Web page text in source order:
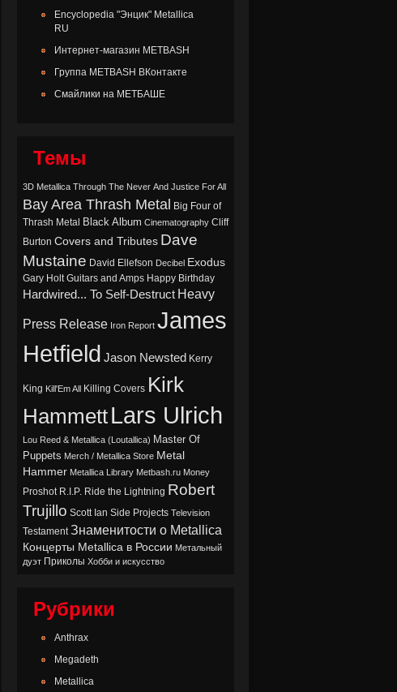
Encyclopedia "Энцик" Metallica
RU
Интернет-магазин METBASH
Группа METBASH ВКонтакте
Смайлики на МЕТБАШЕ
Темы
3D Metallica Through The Never And Justice For All
Bay Area Thrash Metal Big Four of
Thrash Metal Black Album Cinematography Cliff
Burton Covers and Tributes Dave
Mustaine David Ellefson Decibel Exodus
Gary Holt Guitars and Amps Happy Birthday
Hardwired... To Self-Destruct Heavy
Press Release Iron Report James
Hetfield Jason Newsted Kerry
King Kill'Em All Killing Covers Kirk
HammettLars Ulrich
Lou Reed & Metallica (Loutallica) Master Of
Puppets Merch / Metallica Store Metal
Hammer Metallica Library Metbash.ru Money
Proshot R.I.P. Ride the Lightning Robert
Trujillo Scott Ian Side Projects Television
Testament Знаменитости о Metallica
Концерты Metallica в России Метальный
дуэт Приколы Хобби и искусство
Рубрики
Anthrax
Megadeth
Metallica